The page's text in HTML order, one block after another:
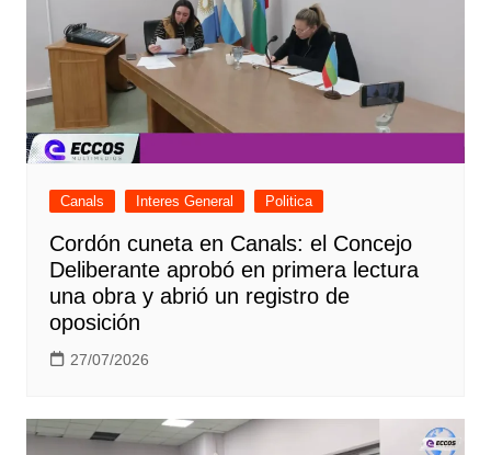
Canals Interes General Politica
Cordón cuneta en Canals: el Concejo
Deliberante aprobó en primera lectura
una obra y abrió un registro de
oposición
27/07/2026